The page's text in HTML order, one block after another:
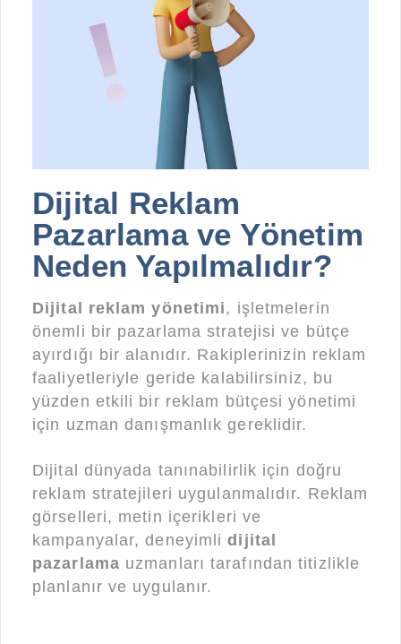
Dijital Reklam
Pazarlama ve Yönetim
Neden Yapılmalıdır?
Dijital reklam yönetimi, işletmelerin
önemli bir pazarlama stratejisi ve bütçe
ayırdığı bir alanıdır. Rakiplerinizin reklam
faaliyetleriyle geride kalabilirsiniz, bu
yüzden etkili bir reklam bütçesi yönetimi
için uzman danışmanlık gereklidir.
Dijital dünyada tanınabilirlik için doğru
reklam stratejileri uygulanmalıdır. Reklam
görselleri, metin içerikleri ve
kampanyalar, deneyimlidijital
pazarlama uzmanları tarafından titizlikle
planlanır ve uygulanır.